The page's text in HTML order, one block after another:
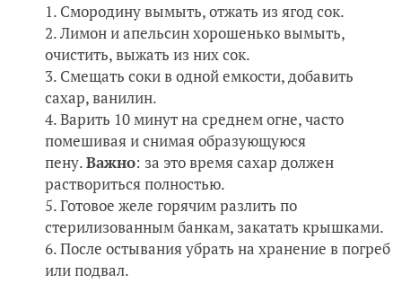
Смородину вымыть, отжать из ягод сок.
Лимон и апельсин хорошенько вымыть,
очистить, выжать из них сок.
Смещать соки в одной емкости, добавить
сахар, ванилин.
Варить 10 минут на среднем огне, часто
помешивая и снимая образующуюся
пену.Важно: за это время сахар должен
раствориться полностью.
Готовое желе горячим разлить по
стерилизованным банкам, закатать крышками.
После остывания убрать на хранение в погреб
или подвал.